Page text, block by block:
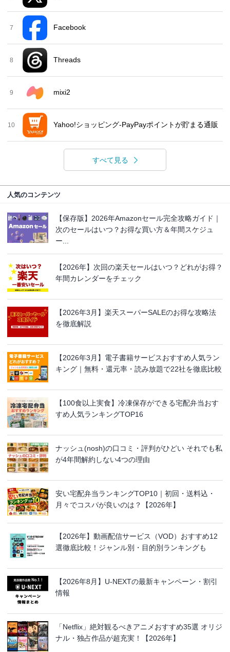
7 Facebook
8 Threads
9 mixi2
10 Yahoo!ショッピング-PayPayポイントが貯まる通販
すべて見る
人気のコンテンツ
【保存版】2026年Amazonセール完全攻略ガイド｜
次のセールはいつ？お得な買い方＆年間スケジュ
ー...
【2026年】次回の楽天セールはいつ？どれがお得？
年間カレンダーをチェック
【2026年3月】楽天スーパーSALEのお得な攻略法
を徹底解説
【2026年3月】電子書籍サービスおすすめ人気ラン
キング｜無料・還元率・読み放題で22社を徹底比較
【100食以上実食】冷凍保存ができる宅配弁当おす
すめ人気ランキングTOP16
ナッシュ(nosh)の口コミ・評判がひどい それでも私
が4年間解約しない4つの理由
安い宅配弁当ランキングTOP10｜初回・送料込・
月々でコスパが良いのは？【2026年】
【2026年】動画配信サービス（VOD）おすすめ12
選徹底比較！ジャンル別・目的別ランキングも
【2026年8月】U-NEXTの最新キャンペーン・割引
情報
「Netflix」絶対観るべきアニメおすすめ35選 オリジ
ナル・独占作品が超充実！【2026年】